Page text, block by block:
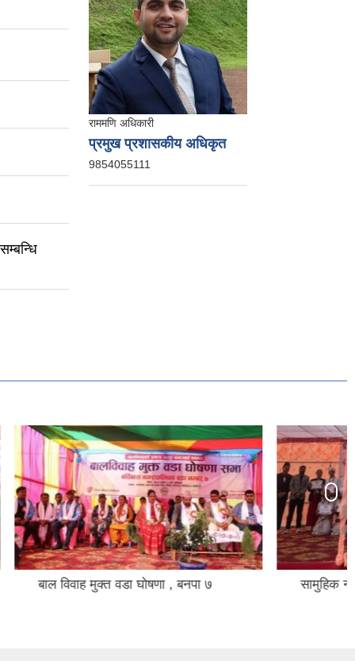
राममणि अधिकारी
प्रमुख प्रशासकीय अधिकृत
9854055111
७ सामुहिक नगरस्तरिय नृत्य प्रतियोगिता